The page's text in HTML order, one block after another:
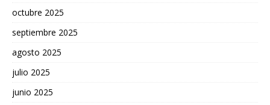
octubre 2025
septiembre 2025
agosto 2025
julio 2025
junio 2025